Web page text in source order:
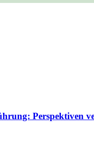
Perspektiven